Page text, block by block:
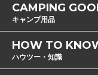
CAMPING
キャンプ用品
HOW TO
ハウツー・知識